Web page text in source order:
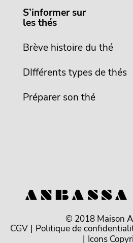
S’informer sur
les thés
Brève histoire du thé
DIfférents types de thés
Préparer son thé
© 2018 Maison
CGV | Politique de
| Icons